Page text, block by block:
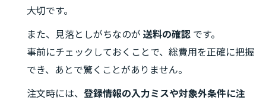
大切です。
また、見落としがちなのが 送料の確認 です。
事前にチェックしておくことで、総費用を正確に把握
でき、あとで驚くことがありません。
注文時には、 登録情報の入力ミスや対象外条件に注